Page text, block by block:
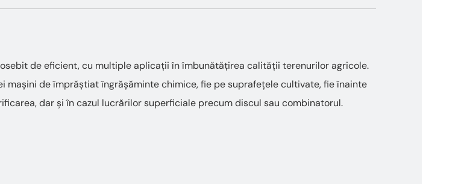
de eficient, cu multiple aplicații în îmbunătățirea calității terenurilor agricole.
de împrăștiat îngrășăminte chimice, fie pe suprafețele cultivate, fie înainte
dar și în cazul lucrărilor superficiale precum discul sau combinatorul.